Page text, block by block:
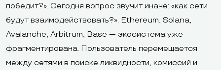
победит?». Сегодня вопрос звучит иначе: «как сети
будут взаимодействовать?». Ethereum, Solana,
Avalanche, Arbitrum, Base — экосистема уже
фрагментирована. Пользователь перемещается
между сетями в поиске ликвидности, комиссий и